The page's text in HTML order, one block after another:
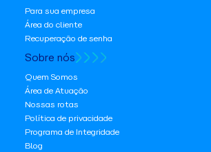
Para sua empresa
Área do cliente
Recuperação de senha
Sobre nós
Quem Somos
Área de Atuação
Nossas rotas
Política de privacidade
Programa de Integridade
Blog